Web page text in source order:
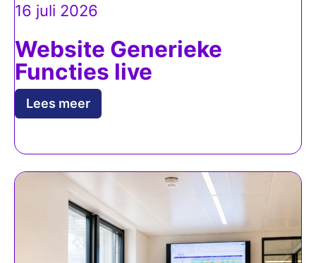
16 juli 2026
Website Generieke
Functies live
Lees meer